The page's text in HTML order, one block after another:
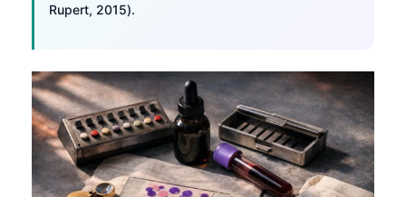
Rupert, 2015).